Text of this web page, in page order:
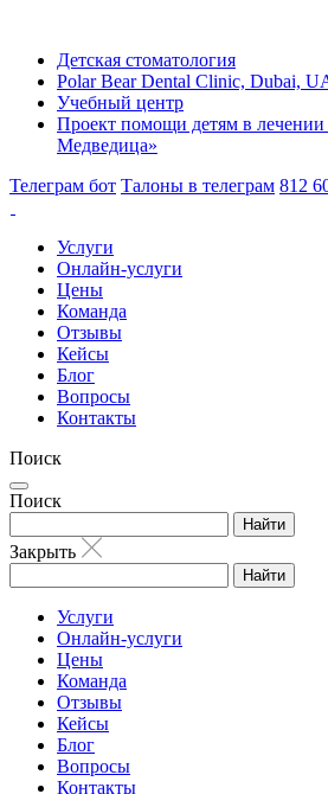
Детская стоматология
Polar Bear Dental Clinic, Dubai,
Учебный центр
Проект помощи детям в лечении
Медведица»
Телеграм бот Талоны в телеграм 812
Услуги
Онлайн-услуги
Цены
Команда
Отзывы
Кейсы
Блог
Вопросы
Контакты
Поиск
Поиск
Найти
Закрыть
Найти
Услуги
Онлайн-услуги
Цены
Команда
Отзывы
Кейсы
Блог
Вопросы
Контакты